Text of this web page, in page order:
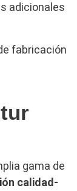
adicionales
fabricación
gama de
calidad-